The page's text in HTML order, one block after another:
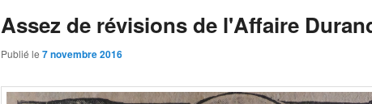
Assez de révisions de l'Affaire
Publié le 7 novembre 2016